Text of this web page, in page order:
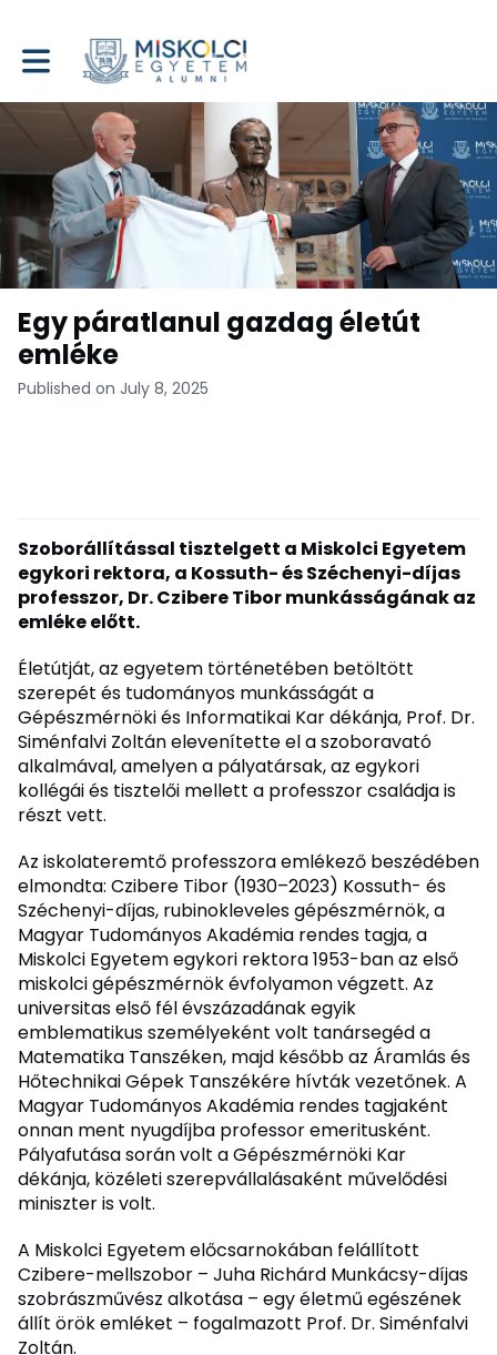
Toggle main navigation
Egy páratlanul gazdag életút
emléke
Published on July 8, 2025
Szoborállítással tisztelgett a Miskolci Egyetem
egykori rektora, a Kossuth- és Széchenyi-díjas
professzor, Dr. Czibere Tibor munkásságának az
emléke előtt.
Életútját, az egyetem történetében betöltött
szerepét és tudományos munkásságát a
Gépészmérnöki és Informatikai Kar dékánja, Prof. Dr.
Siménfalvi Zoltán elevenítette el a szoboravató
alkalmával, amelyen a pályatársak, az egykori
kollégái és tisztelői mellett a professzor családja is
részt vett.
Az iskolateremtő professzora emlékező beszédében
elmondta: Czibere Tibor (1930–2023) Kossuth- és
Széchenyi-díjas, rubinokleveles gépészmérnök, a
Magyar Tudományos Akadémia rendes tagja, a
Miskolci Egyetem egykori rektora 1953-ban az első
miskolci gépészmérnök évfolyamon végzett. Az
universitas első fél évszázadának egyik
emblematikus személyeként volt tanársegéd a
Matematika Tanszéken, majd később az Áramlás és
Hőtechnikai Gépek Tanszékére hívták vezetőnek. A
Magyar Tudományos Akadémia rendes tagjaként
onnan ment nyugdíjba professor emeritusként.
Pályafutása során volt a Gépészmérnöki Kar
dékánja, közéleti szerepvállalásaként művelődési
miniszter is volt.
A Miskolci Egyetem előcsarnokában felállított
Czibere-mellszobor – Juha Richárd Munkácsy-díjas
szobrászművész alkotása – egy életmű egészének
állít örök emléket – fogalmazott Prof. Dr. Siménfalvi
Zoltán.